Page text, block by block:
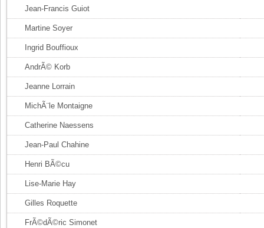
Jean-Francis Guiot
Martine Soyer
Ingrid Bouffioux
AndrÃ© Korb
Jeanne Lorrain
MichÃ¨le Montaigne
Catherine Naessens
Jean-Paul Chahine
Henri BÃ©cu
Lise-Marie Hay
Gilles Roquette
FrÃ©dÃ©ric Simonet